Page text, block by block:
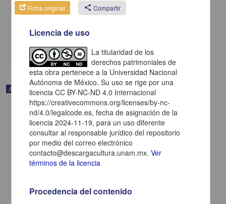
En voz de Rosa Montero
Montero, Rosa - Coordinación de Difusión Cultural, UNAM
Artes y Humanidades
Audio
Ficha original share Compartir
Licencia de uso
La titularidad de los
derechos patrimoniales de
esta obra pertenece a la Universidad Nacional
Autónoma de México. Su uso se rige por una
licencia CC BY-NC-ND 4.0 Internacional
https://creativecommons.org/licenses/by-nc-
nd/4.0/legalcode.es, fecha de asignación de la
licencia 2024-11-19, para un uso diferente
consultar al responsable jurídico del repositorio
por medio del correo electrónico
contacto@descargacultura.unam.mx.Ver
términos de la licencia
Procedencia del contenido